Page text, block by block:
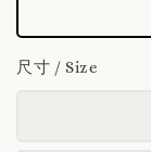
尺寸 / Size